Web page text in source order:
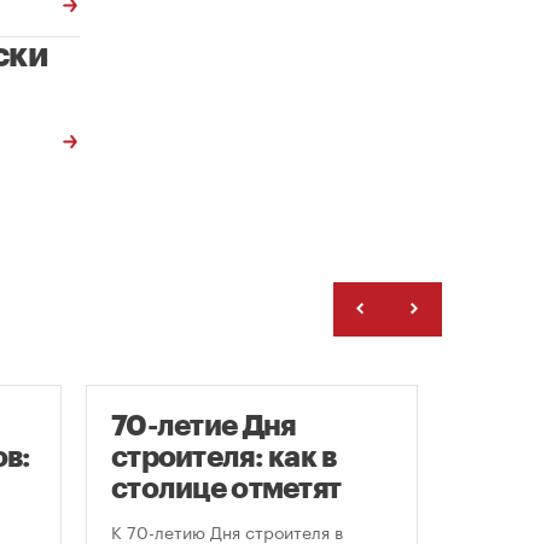
70-летие Дня
строителя: как в
столице отметят
круглую дату
К 70-летию Дня строителя в